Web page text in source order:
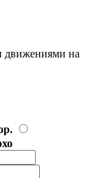
на